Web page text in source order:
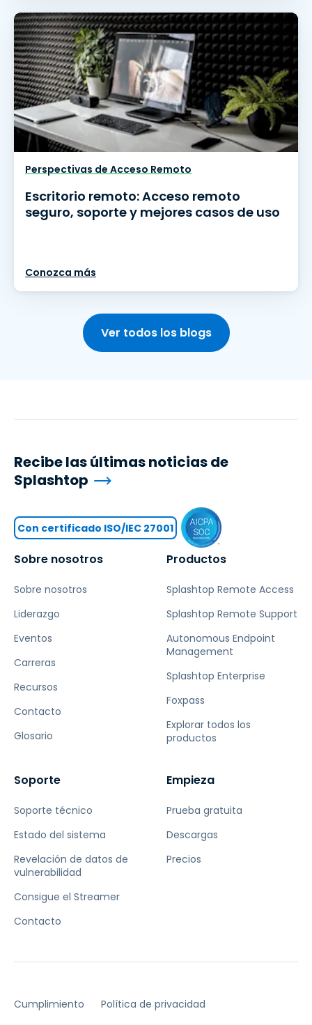
Perspectivas de Acceso Remoto
Escritorio remoto: Acceso remoto
seguro, soporte y mejores casos de uso
Conozca más
Ver todos los blogs
Sobre nosotros
Sobre nosotros
Liderazgo
Eventos
Carreras
Recursos
Contacto
Glosario
Productos
Splashtop Remote Access
Splashtop Remote Support
Autonomous Endpoint
Management
Splashtop Enterprise
Foxpass
Explorar todos los
productos
Soporte
Soporte técnico
Estado del sistema
Revelación de datos de
vulnerabilidad
Consigue el Streamer
Contacto
Empieza
Prueba gratuita
Descargas
Precios
Recibe las últimas noticias de
Splashtop
Con certificado ISO/IEC 27001
Cumplimiento Política de privacidad